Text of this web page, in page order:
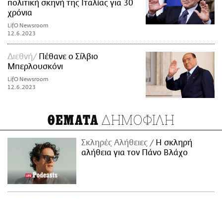
πολιτική σκηνή της Ιταλίας για 30
χρόνια
LifO Newsroom
12.6.2023
Διεθνή
Πέθανε ο Σίλβιο
Μπερλουσκόνι
LifO Newsroom
12.6.2023
ΘΕΜΑΤΑ ΔΗΜΟΦΙΛΗ
Σκληρές Αλήθειες
H σκληρή
αλήθεια για τον Πάνο Βλάχο